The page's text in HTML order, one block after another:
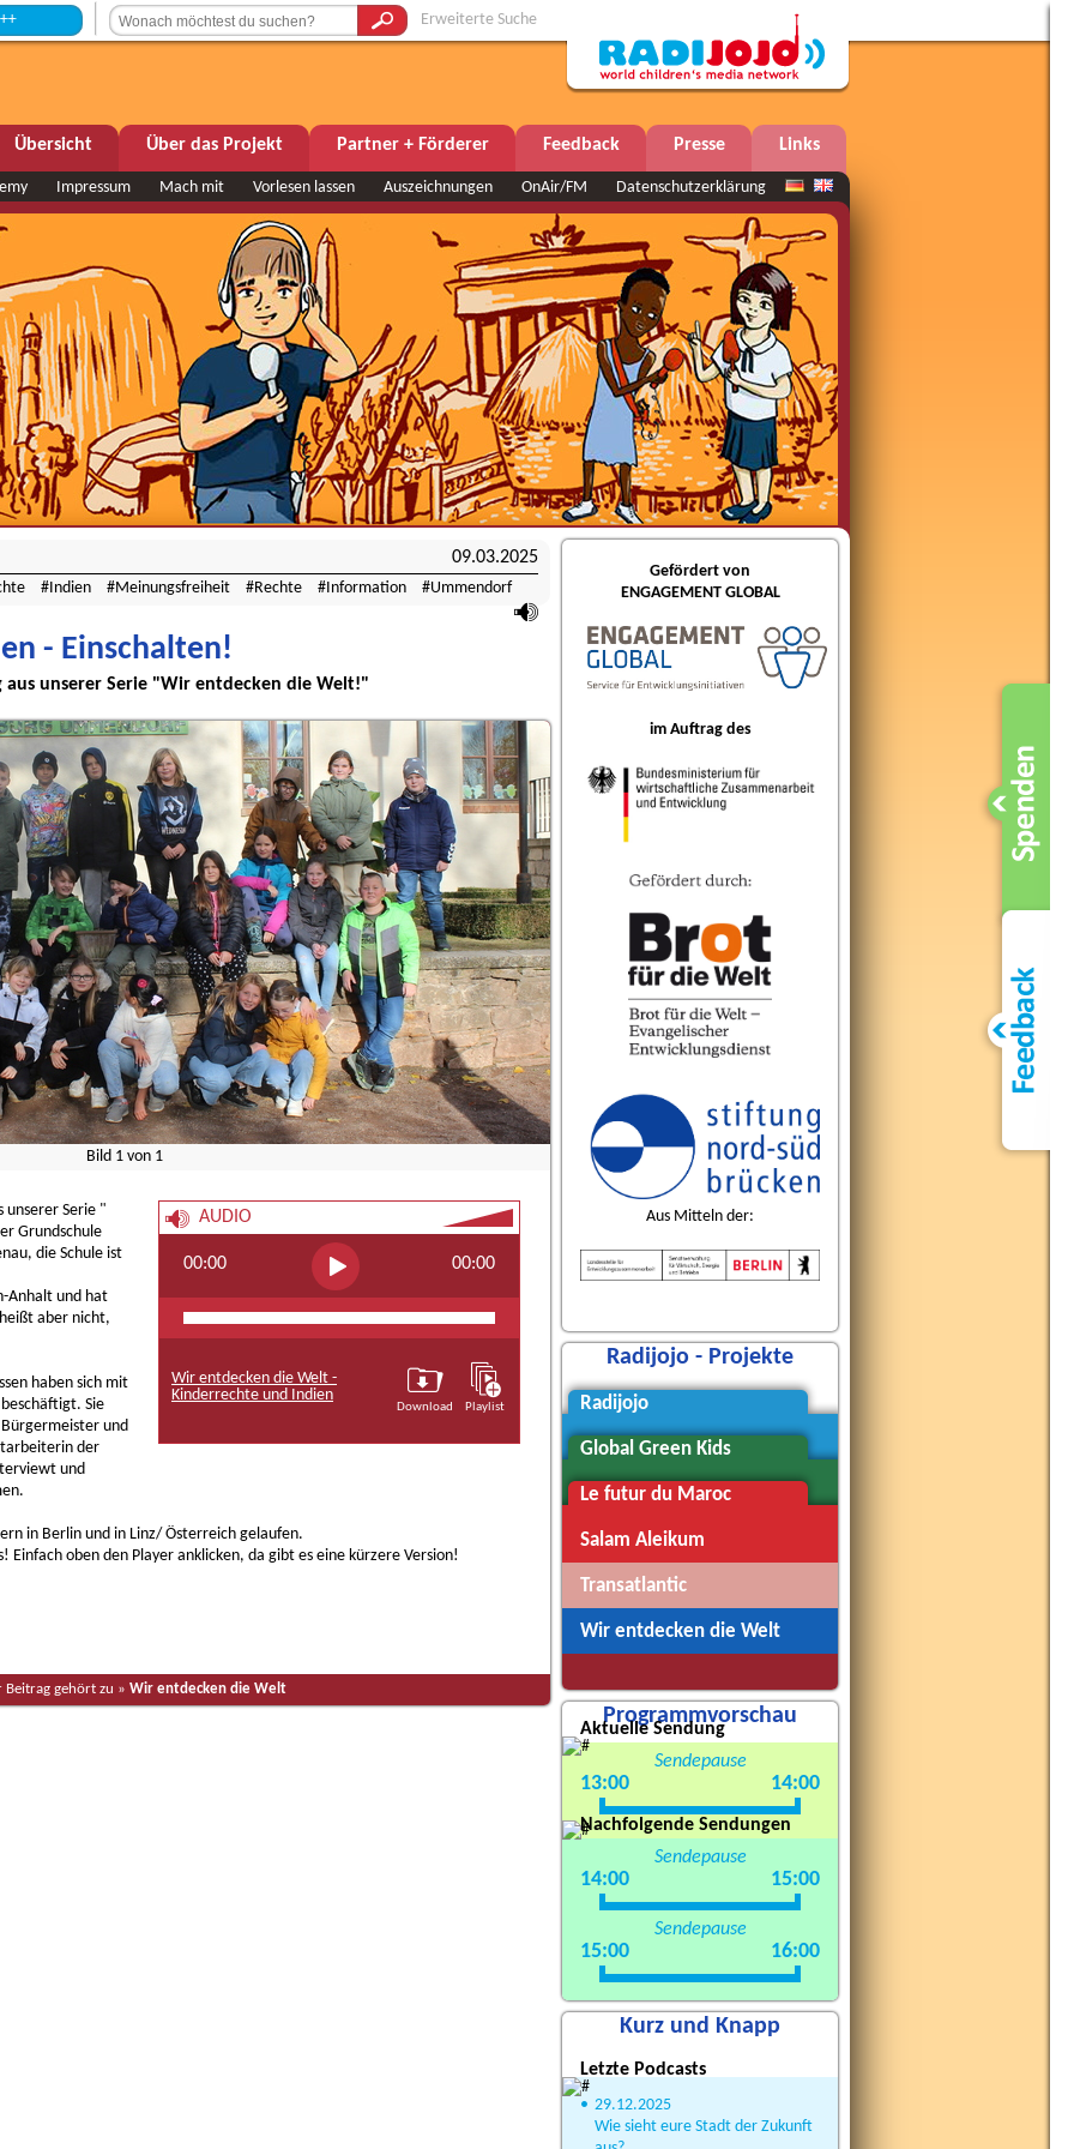
Erweiterte Suche
Übersicht Über das Projekt Partner + Förderer Feedback Presse Links
Impressum Mach mit Vorlesen lassen Auszeichnungen OnAir/FM Datenschutzerklärung
09.03.2025
Indien Meinungsfreiheit Rechte Information Ummendorf
- Einschalten!
unserer Serie "Wir entdecken die Welt!"
Bild 1 von 1
AUDIO
00:00 00:00
Wir entdecken die Welt -
Kinderrechte und Indien
Playlist
Download
unserer Serie "
Grundschule
die Schule ist
Anhalt und hat
aber nicht,
haben sich mit
Sie
und
der
und
in Berlin und in Linz/ Österreich gelaufen.
oben den Player anklicken, da gibt es eine kürzere Version!
Beitrag gehört zu » Wir entdecken die Welt
Gefördert von
ENGAGEMENT GLOBAL
im Auftrag des
Aus Mitteln der:
Radijojo - Projekte
Radijojo
Global Green Kids
Le futur du Maroc
Salam Aleikum
Transatlantic
Wir entdecken die Welt
Programmvorschau
Aktuelle Sendung
Sendepause
13:00 14:00
Nachfolgende Sendungen
Sendepause
14:00 15:00
Sendepause
15:00 16:00
Kurz und Knapp
Letzte Podcasts
• 29.12.2025
Wie sieht eure Stadt der Zukunft